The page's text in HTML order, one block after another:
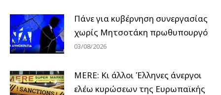
Πάνε για κυβέρνηση συνεργασίας
χωρίς Μητσοτάκη πρωθυπουργό
03/08/2026
MERE: Κι άλλοι Έλληνες άνεργοι
ελέω κυρώσεων της Ευρωπαϊκής